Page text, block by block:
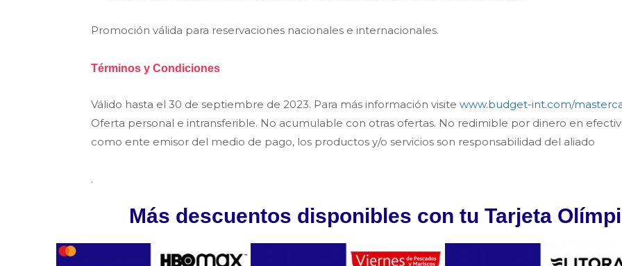
Promoción válida para reservaciones nacionales e internacionales.
Términos y Condiciones
Válido hasta el 30 de septiembre de 2023. Para más información visite www.budget-int.com/
Oferta personal e intransferible. No acumulable con otras ofertas. No redimible por dinero en
como ente emisor del medio de pago, los productos y/o servicios son responsabilidad del aliado
.
Más descuentos disponibles con tu Tarjeta